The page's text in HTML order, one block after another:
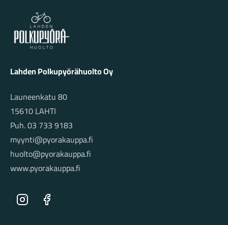
Lahden Polkupyörähuolto - etusivulle
Lahden Polkupyörähuolto Oy
Launeenkatu 80
15610 LAHTI
Puh. 03 733 9183
myynti@pyorakauppa.fi
huolto@pyorakauppa.fi
www.pyorakauppa.fi
Instagram Facebook